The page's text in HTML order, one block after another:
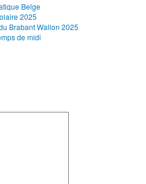
Belge
2025
Brabant Wallon 2025
de midi